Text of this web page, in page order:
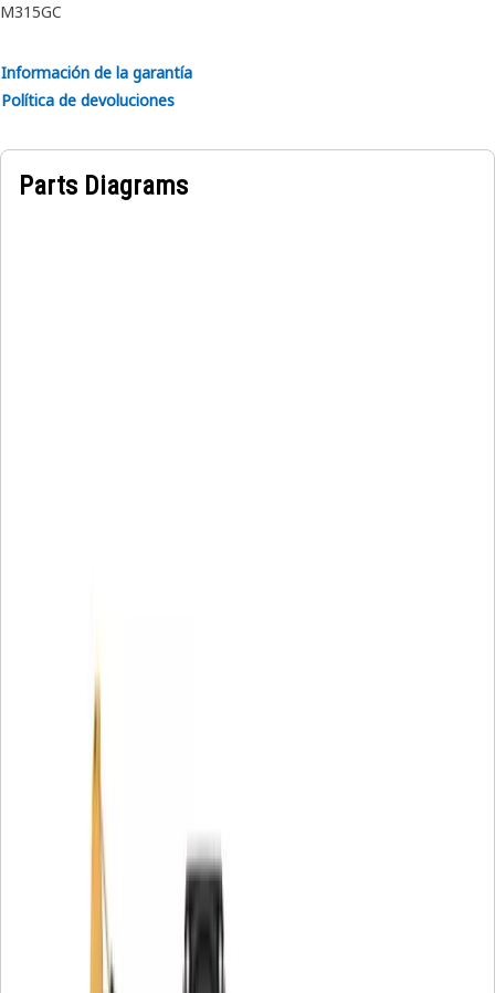
M315GC
Información de la garantía
Política de devoluciones
Parts Diagrams